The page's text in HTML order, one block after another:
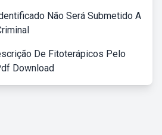
Não Será Submetido A
De Fitoterápicos Pelo
Download